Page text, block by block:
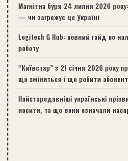
Магнітна буря 24 липня 2026
— чи загрожує це Україні
Logitech G Hub: повний гайд по
роботу
“Київстар” з 21 січня 2026 року
що зміниться і що робити
Найстародавніші українські
носити, та що вони означали